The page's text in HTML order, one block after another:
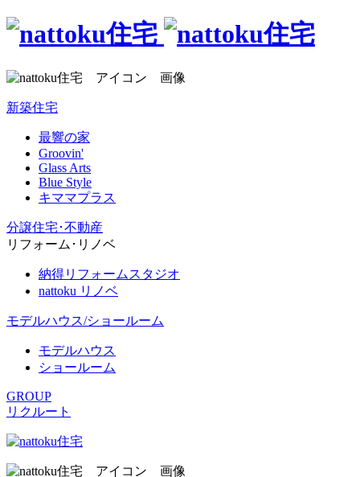
新築住宅
最響の家
Groovin'
Glass Arts
Blue Style
キママプラス
分譲住宅･不動産
リフォーム･リノベ
納得リフォームスタジオ
nattoku リノベ
モデルハウス/ショールーム
モデルハウス
ショールーム
GROUP
リクルート